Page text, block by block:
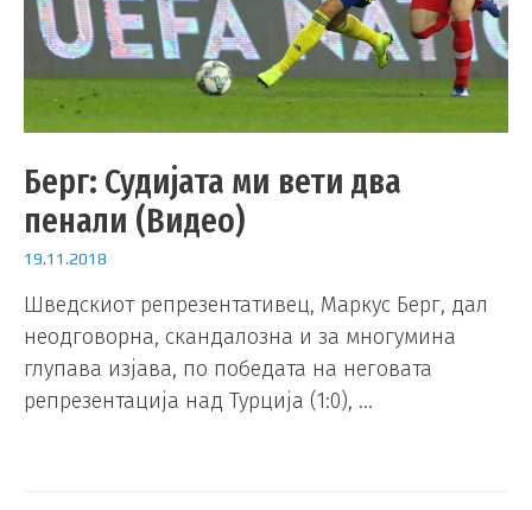
Берг: Судијата ми вети два
пенали (Видео)
19.11.2018
Шведскиот репрезентативец, Маркус Берг, дал
неодговорна, скандалозна и за многумина
глупава изјава, по победата на неговата
репрезентација над Турција (1:0), …